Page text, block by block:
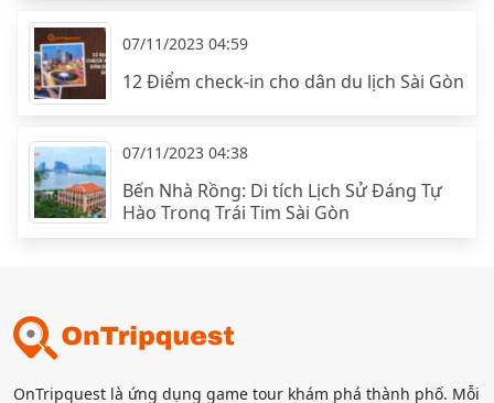
07/11/2023 04:59
12 Điểm check-in cho dân du lịch Sài Gòn
07/11/2023 04:38
Bến Nhà Rồng: Di tích Lịch Sử Đáng Tự
Hào Trong Trái Tim Sài Gòn
OnTripquest là ứng dụng game tour khám phá thành phố. Mỗi